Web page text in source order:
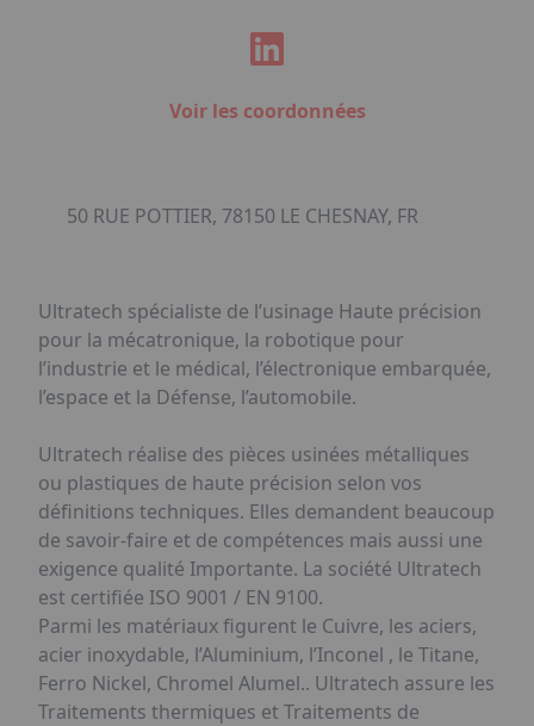
Voir les coordonnées
50 RUE POTTIER, 78150 LE CHESNAY, FR
Ultratech spécialiste de l’usinage Haute précision
pour la mécatronique, la robotique pour
l’industrie et le médical, l’électronique embarquée,
l’espace et la Défense, l’automobile.
Ultratech réalise des pièces usinées métalliques
ou plastiques de haute précision selon vos
définitions techniques. Elles demandent beaucoup
de savoir-faire et de compétences mais aussi une
exigence qualité Importante. La société Ultratech
est certifiée ISO 9001 / EN 9100.
Parmi les matériaux figurent le Cuivre, les aciers,
acier inoxydable, l’Aluminium, l’Inconel , le Titane,
Ferro Nickel, Chromel Alumel.. Ultratech assure les
Traitements thermiques et Traitements de